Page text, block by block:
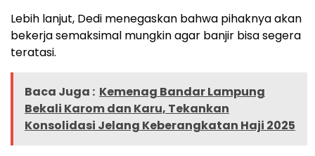
Lebih lanjut, Dedi menegaskan bahwa pihaknya akan
bekerja semaksimal mungkin agar banjir bisa segera
teratasi.
Baca Juga : Kemenag Bandar Lampung
Bekali Karom dan Karu, Tekankan
Konsolidasi Jelang Keberangkatan Haji 2025